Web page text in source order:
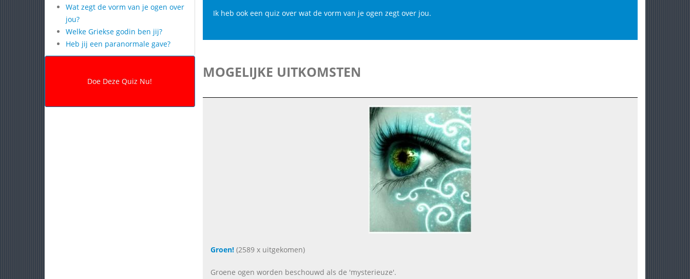
Wat zegt de vorm van je ogen over
jou?
Welke Griekse godin ben jij?
Heb jij een paranormale gave?
Ik heb ook een quiz over wat de vorm van je ogen zegt over jou.
MOGELIJKE UITKOMSTEN
Groen!(2589 x uitgekomen)
Groene ogen worden beschouwd als de 'mysterieuze'.